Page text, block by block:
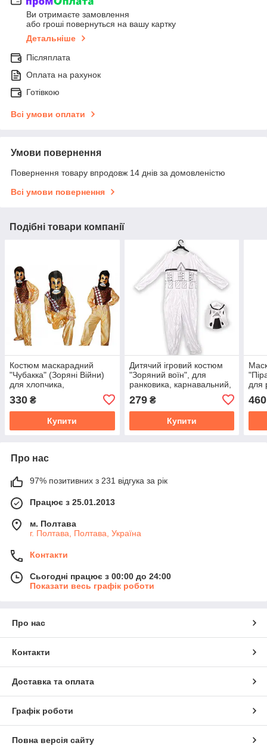
Ви отримаєте замовлення
або гроші повернуться на вашу картку
Детальніше
Післяплата
Оплата на рахунок
Готівкою
Всі умови оплати
Умови повернення
Повернення товару впродовж 14 днів за домовленістю
Всі умови повернення
Подібні товари компанії
Костюм маскарадний
"Чубакка" (Зоряні Війни)
для хлопчика,
для ранковика
330 ₴
Купити
Дитячий ігровий костюм
"Зоряний воїн", для
ранковика, карнавальний,
маскарадний, серія Зоряні
Війни
279₴
Купити
для
460
Про нас
97% позитивних з 231 відгука за рік
Працює з 25.01.2013
м. Полтава
г. Полтава, Полтава, Україна
Контакти
Сьогодні працює з 00:00 до 24:00
Показати весь графік роботи
Про нас
Контакти
Доставка та оплата
Графік роботи
Повна версія сайту